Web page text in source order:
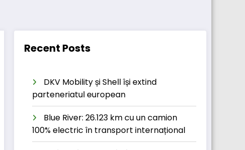
Recent Posts
DKV Mobility și Shell își extind
parteneriatul european
Blue River: 26.123 km cu un camion
100% electric în transport internațional